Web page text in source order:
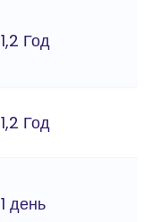
1,2 Год
1,2 Год
1 день